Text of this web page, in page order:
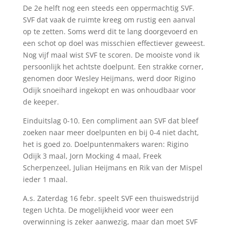
De 2e helft nog een steeds een oppermachtig SVF.
SVF dat vaak de ruimte kreeg om rustig een aanval
op te zetten. Soms werd dit te lang doorgevoerd en
een schot op doel was misschien effectiever geweest.
Nog vijf maal wist SVF te scoren. De mooiste vond ik
persoonlijk het achtste doelpunt. Een strakke corner,
genomen door Wesley Heijmans, werd door Rigino
Odijk snoeihard ingekopt en was onhoudbaar voor
de keeper.
Einduitslag 0-10. Een compliment aan SVF dat bleef
zoeken naar meer doelpunten en bij 0-4 niet dacht,
het is goed zo. Doelpuntenmakers waren: Rigino
Odijk 3 maal, Jorn Mocking 4 maal, Freek
Scherpenzeel, Julian Heijmans en Rik van der Mispel
ieder 1 maal.
A.s. Zaterdag 16 febr. speelt SVF een thuiswedstrijd
tegen Uchta. De mogelijkheid voor weer een
overwinning is zeker aanwezig, maar dan moet SVF